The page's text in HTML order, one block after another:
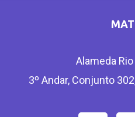
Alameda
3º Andar, Conjunto